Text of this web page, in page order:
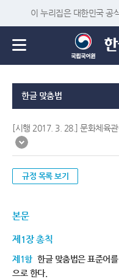
이 누리집은 대한민국 공
한글 맞춤법
[시행 2017. 3. 28.] 문화체육
규정 목록 보기
본문
제1장 총칙
제1항 한글 맞춤법은 표준어
으로 한다.